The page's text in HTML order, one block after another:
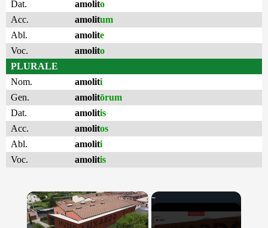
Dat.
amolito
Acc.
amolitum
Abl.
amolite
Voc.
amolito
PLURALE
Nom.
amoliti
Gen.
amolitōrum
Dat.
amolitis
Acc.
amolitos
Abl.
amoliti
Voc.
amolitis
×